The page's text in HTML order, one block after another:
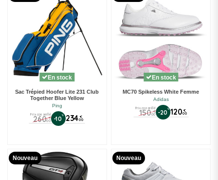
En stock
Sac Trépied Hoofer Lite 231 Club
Together Blue Yellow
Ping
Prix conseillé
260 €
00 -10% 234 €
00
En stock
MC70 Spikeless White Femme
Adidas
Prix conseillé
150 €
00 -20 % 120 €
00
Nouveau Nouveau